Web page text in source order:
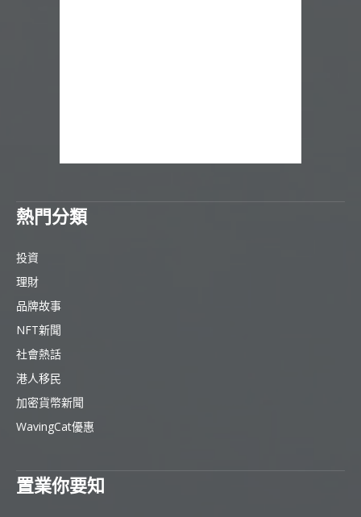
熱門分類
投資
理財
品牌故事
NFT新聞
社會熱話
港人移民
加密貨幣新聞
WavingCat優惠
置業你要知